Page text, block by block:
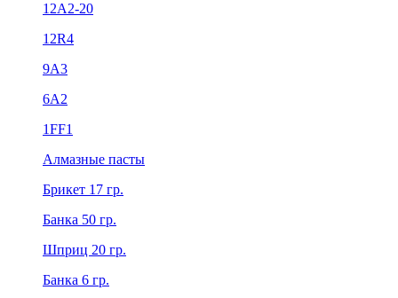
12А2-20
12R4
9А3
6А2
1FF1
Алмазные пасты
Брикет 17 гр.
Банка 50 гр.
Шприц 20 гр.
Банка 6 гр.